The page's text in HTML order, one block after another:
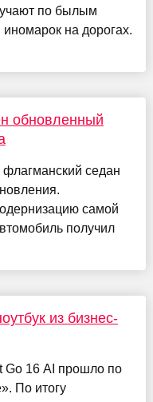
по былым
на дорогах.
обновленный
седан
самой
получил
из бизнес-
Go 16 AI прошло по
По итогу